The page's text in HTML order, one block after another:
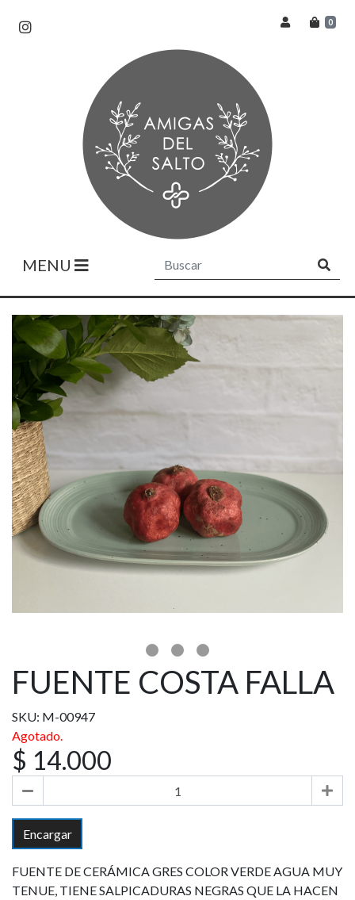
0
MENU
FUENTE COSTA FALLA
SKU: M-00947
Agotado.
$ 14.000
Encargar
FUENTE DE CERÁMICA GRES COLOR VERDE AGUA MUY
TENUE, TIENE SALPICADURAS NEGRAS QUE LA HACEN